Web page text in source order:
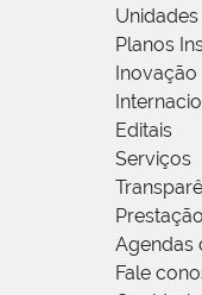
Planos
Inovação
Editais
Serviços
Agendas
Fale